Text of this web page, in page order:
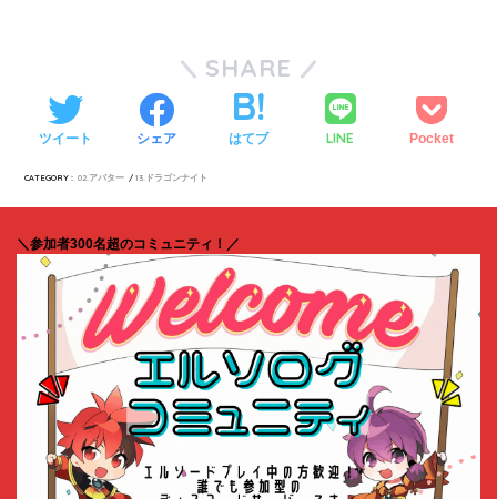
SHARE
ツイート シェア はてブ LINE Pocket
CATEGORY : 02.アバター 13.ドラゴンナイト
＼参加者300名超のコミュニティ！／